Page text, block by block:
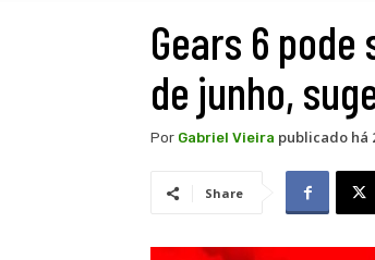
Gears 6
de junho,
Por Gabriel Vieira publicado há
Share